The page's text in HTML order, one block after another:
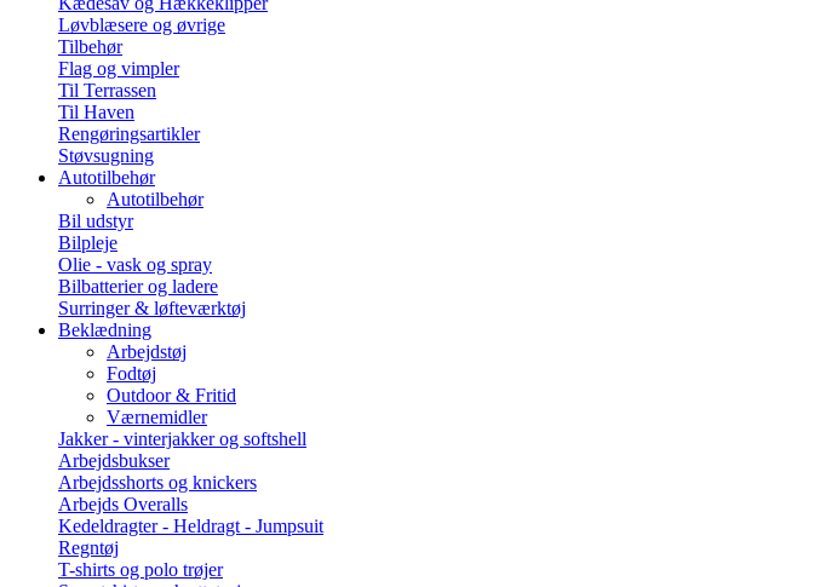
Løvblæsere og øvrige
Tilbehør
Flag og vimpler
Til Terrassen
Til Haven
Rengøringsartikler
Støvsugning
Autotilbehør
Autotilbehør
Bil udstyr
Bilpleje
Olie - vask og spray
Bilbatterier og ladere
Surringer & løfteværktøj
Beklædning
Arbejdstøj
Fodtøj
Outdoor & Fritid
Værnemidler
Jakker - vinterjakker og softshell
Arbejdsbukser
Arbejdsshorts og knickers
Arbejds Overalls
Kedeldragter - Heldragt - Jumpsuit
Regntøj
T-shirts og polo trøjer